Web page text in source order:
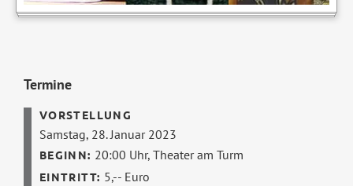
Termine
Samstag, 28. Januar 2023
20:00 Uhr,Theater am Turm
5,-- Euro